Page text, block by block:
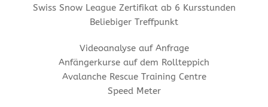
Swiss Snow League Zertifikat ab 6 Kursstunden
Beliebiger Treffpunkt
Videoanalyse auf Anfrage
Anfängerkurse auf dem Rollteppich
Avalanche Rescue Training Centre
Speed Meter